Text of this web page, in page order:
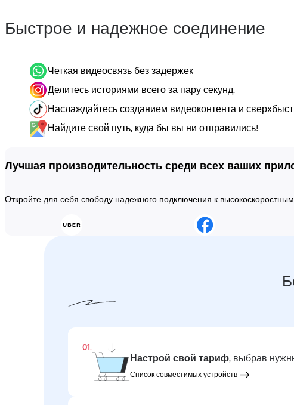
Быстрое и надежное соединение
Четкая видеосвязь без задержек
Делитесь историями всего за пару секунд.
Наслаждайтесь созданием видеоконтента и
Найдите свой путь, куда бы вы ни отправились!
Лучшая производительность среди всех ваших
Откройте для себя свободу надежного подключения к
01.
Настрой свой тариф, выбрав
Список совместимых устройств